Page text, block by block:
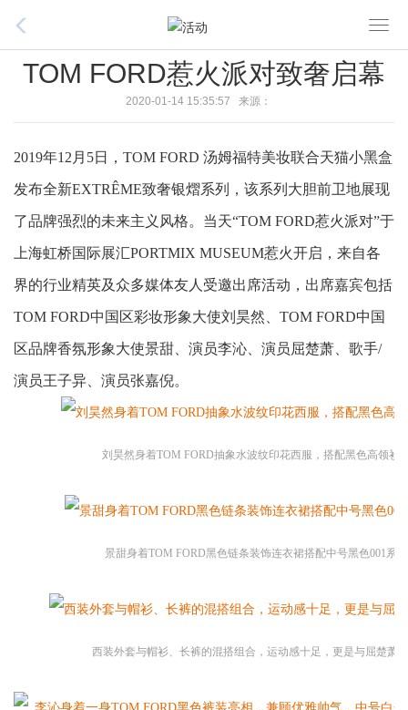
o
l
n
v
a
TOM FORD惹火派对致奢启幕
2020-01-14 15:35:57 来源：
2019年12月5日，TOM FORD 汤姆福特美妆联合天猫小黑盒
发布全新EXTRÊME致奢银熠系列，该系列大胆前卫地展现
了品牌强烈的未来主义风格。当天“TOM FORD惹火派对”于
上海虹桥国际展汇PORTMIX MUSEUM惹火开启，来自各
界的行业精英及众多媒体友人受邀出席活动，出席嘉宾包括
TOM FORD中国区彩妆形象大使刘昊然、TOM FORD中国
区品牌香氛形象大使景甜、演员李沁、演员屈楚萧、歌手/
演员王子异、演员张嘉倪。
刘昊然身着TOM FORD抽象水波纹印花西服，搭配黑色高领衫
景甜身着TOM FORD黑色链条装饰连衣裙搭配中号黑色001系
西装外套与帽衫、长裤的混搭组合，运动感十足，更是与屈楚萧